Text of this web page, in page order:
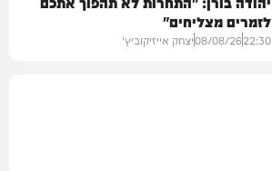
לזמרים מצליחים"
22:30
08/08/26יצחק אייזיקוביץ'